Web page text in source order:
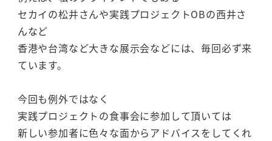
セカイの松井さんや実践プロジェクトOBの西井さ
んなど
香港や台湾など大きな展示会などには、毎回必ず来
ています。
今回も例外ではなく
実践プロジェクトの食事会に参加して頂いては
新しい参加者に色々な面からアドバイスをしてくれ